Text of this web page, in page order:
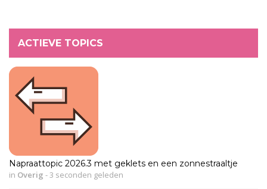
ACTIEVE TOPICS
Napraattopic 2026.3 met geklets en een zonnestraaltje
in Overig - 3 seconden geleden